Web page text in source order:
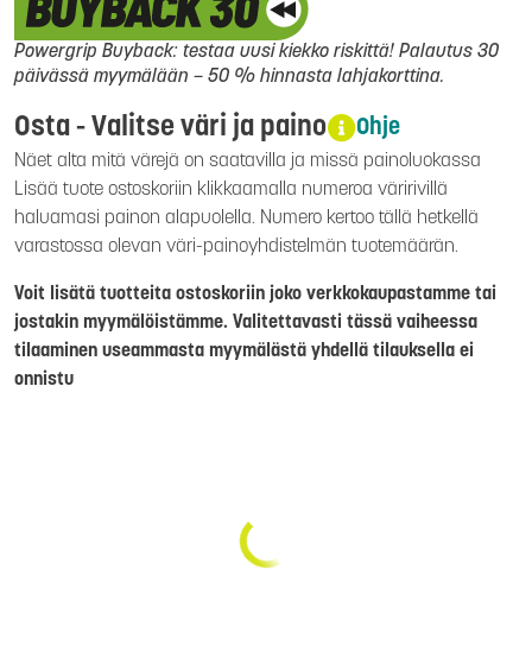
Powergrip Buyback: testaa uusi kiekko riskittä! Palautus 30
päivässä myymälään – 50 % hinnasta lahjakorttina.
Osta - Valitse väri ja paino Ohje
Näet alta mitä värejä on saatavilla ja missä painoluokassa
Lisää tuote ostoskoriin klikkaamalla numeroa väririvillä
haluamasi painon alapuolella. Numero kertoo tällä hetkellä
varastossa olevan väri-painoyhdistelmän tuotemäärän.
Voit lisätä tuotteita ostoskoriin joko verkkokaupastamme tai
jostakin myymälöistämme. Valitettavasti tässä vaiheessa
tilaaminen useammasta myymälästä yhdellä tilauksella ei
onnistu